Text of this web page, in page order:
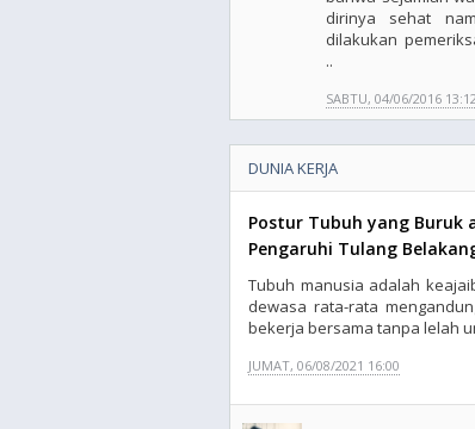
dirinya sehat
dilakukan
..
SABTU, 04/06/2016
DUNIA KERJA
Postur Tubuh yang Buruk
Pengaruhi Tulang
Tubuh manusia adalah
dewasa rata-rata
bekerja bersama tanpa lelah
JUMAT, 06/08/2021 16:00